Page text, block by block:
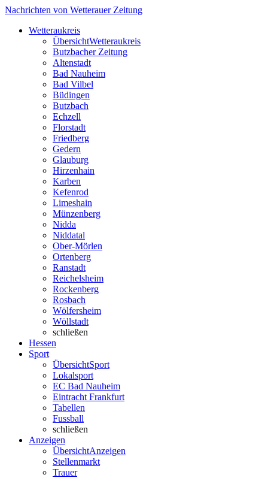
Nachrichten von Wetterauer Zeitung
Wetteraukreis
ÜbersichtWetteraukreis
Butzbacher Zeitung
Altenstadt
Bad Nauheim
Bad Vilbel
Büdingen
Butzbach
Echzell
Florstadt
Friedberg
Gedern
Glauburg
Hirzenhain
Karben
Kefenrod
Limeshain
Münzenberg
Nidda
Niddatal
Ober-Mörlen
Ortenberg
Ranstadt
Reichelsheim
Rockenberg
Rosbach
Wölfersheim
Wöllstadt
schließen
Hessen
Sport
ÜbersichtSport
Lokalsport
EC Bad Nauheim
Eintracht Frankfurt
Tabellen
Fussball
schließen
Anzeigen
ÜbersichtAnzeigen
Stellenmarkt
Trauer